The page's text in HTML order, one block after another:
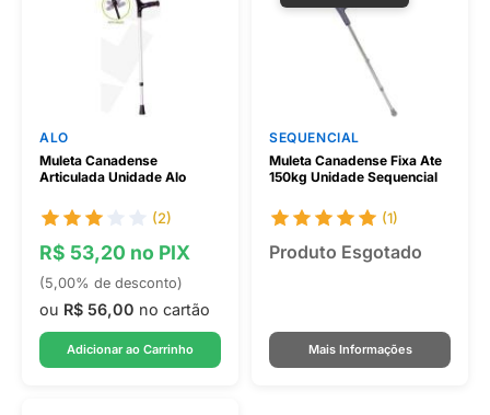
ALO
Muleta Canadense
Articulada Unidade Alo
(2)
R$ 53,20 no PIX
(5,00% de desconto)
ou R$ 56,00 no cartão
Adicionar ao Carrinho
SEQUENCIAL
Muleta Canadense Fixa Ate
150kg Unidade Sequencial
(1)
Produto Esgotado
Mais Informações